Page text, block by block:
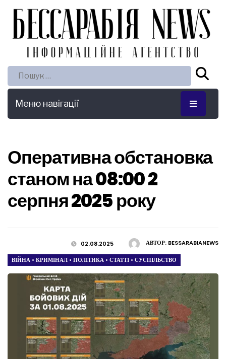
Пошук:
Меню навігації
Оперативна обстановка
станом на 08:00 2
серпня 2025 року
АВТОР: BESSARABIANEWS
02.08.2025
ВІЙНА • КРИМІНАЛ • ПОЛІТИКА • СТАТТІ • СУСПІЛЬСТВО